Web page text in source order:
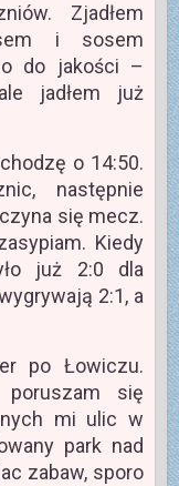
Zjadłem
i sosem
do jakości –
jadłem już
o 14:50.
następnie
się mecz.
Kiedy
już 2:0 dla
2:1, a
po Łowiczu.
się
mi ulic w
park nad
zabaw, sporo